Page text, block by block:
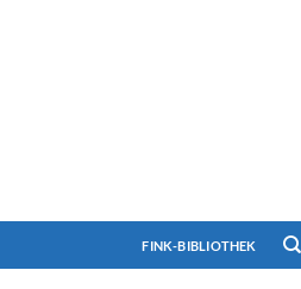
FINK-BIBLIOTHEK